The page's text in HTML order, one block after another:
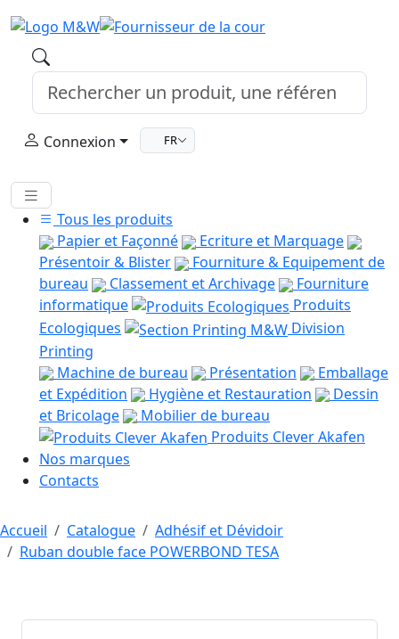
Connexion FR
Tous les produits
Papier et Façonné
Ecriture et Marquage
Présentoir & Blister
Fourniture & Equipement de
bureau
Classement et Archivage
Fourniture
informatique
Produits
Ecologiques
Division
Printing
Machine de bureau
Présentation
Emballage
et Expédition
Hygiène et Restauration
Dessin
et Bricolage
Mobilier de bureau
Produits Clever Akafen
Nos marques
Contacts
Accueil Catalogue
Adhésif et Dévidoir
Ruban double face POWERBOND TESA